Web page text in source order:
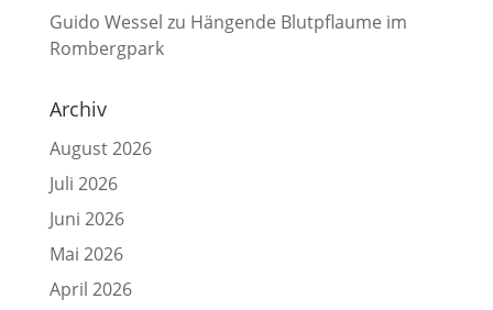
Guido Wessel zu Hängende Blutpflaume im
Rombergpark
Archiv
August 2026
Juli 2026
Juni 2026
Mai 2026
April 2026